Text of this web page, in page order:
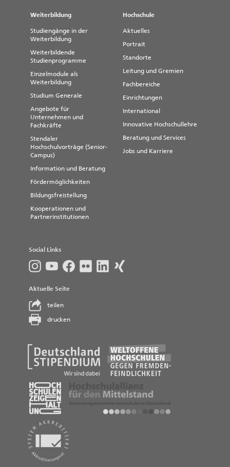
Weiterbildung
Studiengänge in der
Weiterbildung
Weiterbildende
Studienprogramme
Einzelmodule als
Weiterbildung
Studium Generale
Angebote für
Unternehmen und
Fachkräfte
Stendaler
Hochschulvorträge (Senior-
Campus)
Information und Beratung
Fördermöglichkeiten
Bildungsfreistellung
Kooperationen und
Partnerinstitutionen
Hochschule
Aktuelles
Portrait
Standorte
Leitung und Gremien
Fachbereiche
Einrichtungen
International
Innovative Hochschullehre
Beratung und Services
Jobs und Karriere
Social Links
Aktuelle Seite
teilen
drucken